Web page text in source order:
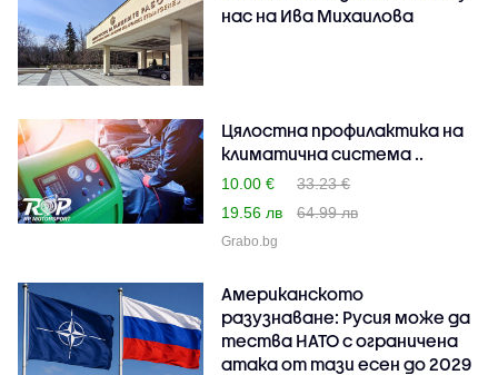
нас на Ива Михаилова
Цялостна профилактика на
климатична система ..
10.00 €
33.23 €
19.56 лв
64.99 лв
Grabo.bg
Американското
разузнаване: Русия може да
тества НАТО с ограничена
атака от тази есен до 2029